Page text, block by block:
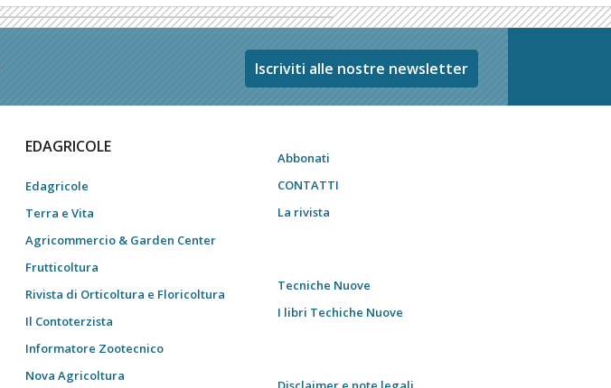
Iscriviti alle nostre newsletter
EDAGRICOLE
Edagricole
Terra e Vita
Agricommercio & Garden Center
Frutticoltura
Rivista di Orticoltura e Floricoltura
Il Contoterzista
Informatore Zootecnico
Nova Agricoltura
Abbonati
CONTATTI
La rivista
Tecniche Nuove
I libri Techiche Nuove